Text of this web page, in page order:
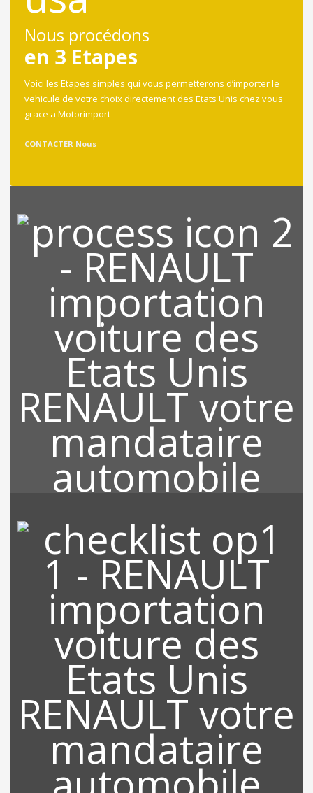
Nous procédons
en 3 Etapes
Voici les Etapes simples qui vous permetterons d’importer le
vehicule de votre choix directement des Etats Unis chez vous
grace a Motorimport
CONTACTER Nous
RECHERCHE DE VOTRE
VEHICULE
Grace à notre location qui est Miami, nous sommes au cœur des
Etats Unis et tous les partenaires, revendeurs sont à proximités
de nos bureaux ce qui nous permet de rechercher sur l’ensemble
des Etats Unis le véhicule de votre choix sur le marché de
l’occasion.